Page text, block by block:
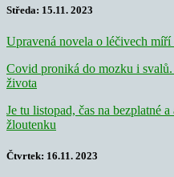
Středa: 15.11. 2023
Upravená novela o léčivech míří
Covid proniká do mozku i
života
Je tu listopad, čas na bezplatné
žloutenku
Čtvrtek: 16.11. 2023